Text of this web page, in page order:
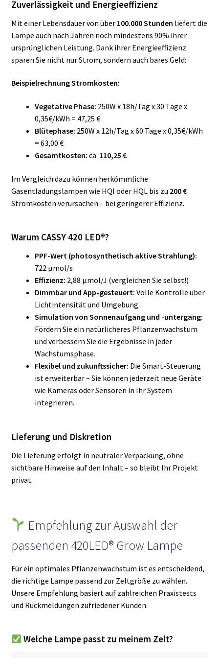
Zuverlässigkeit und Energieeffizienz
Mit einer Lebensdauer von über 100.000 Stunden liefert die
Lampe auch nach Jahren noch mindestens 90% ihrer
ursprünglichen Leistung. Dank ihrer Energieeffizienz
sparen Sie nicht nur Strom, sondern auch bares Geld:
Beispielrechnung Stromkosten:
Vegetative Phase: 250W x 18h/Tag x 30 Tage x
0,35€/kWh = 47,25 €
Blütephase: 250W x 12h/Tag x 60 Tage x 0,35€/kWh
= 63,00 €
Gesamtkosten: ca. 110,25 €
Im Vergleich dazu können herkömmliche
Gasentladungslampen wie HQI oder HQL bis zu 200 €
Stromkosten verursachen – bei geringerer Effizienz.
Warum CASSY 420 LED®?
PPF-Wert (photosynthetisch aktive Strahlung):
722 μmol/s
Effizienz: 2,88 μmol/J (vergleichen Sie selbst!)
Dimmbar und App-gesteuert: Volle Kontrolle über
Lichtintensität und Umgebung.
Simulation von Sonnenaufgang und -untergang:
Fördern Sie ein natürlicheres Pflanzenwachstum
und verbessern Sie die Ergebnisse in jeder
Wachstumsphase.
Flexibel und zukunftssicher: Die Smart-Steuerung
ist erweiterbar – Sie können jederzeit neue Geräte
wie Kameras oder Sensoren in Ihr System
integrieren.
Lieferung und Diskretion
Die Lieferung erfolgt in neutraler Verpackung, ohne
sichtbare Hinweise auf den Inhalt – so bleibt Ihr Projekt
privat.
Empfehlung zur Auswahl der
passenden 420LED® Grow Lampe
Für ein optimales Pflanzenwachstum ist es entscheidend,
die richtige Lampe passend zur Zeltgröße zu wählen.
Unsere Empfehlung basiert auf zahlreichen Praxistests
und Rückmeldungen zufriedener Kunden.
Welche Lampe passt zu meinem Zelt?